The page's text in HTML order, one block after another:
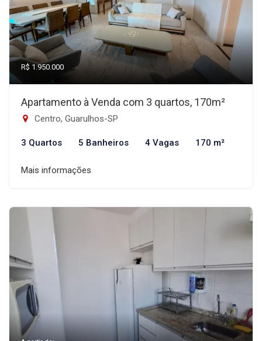
R$ 1.950.000
Apartamento à Venda com 3 quartos, 170m²
Centro, Guarulhos-SP
3 Quartos 5 Banheiros 4 Vagas 170 m²
Mais informações